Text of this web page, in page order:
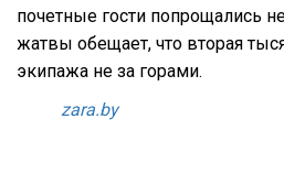
почетные гости попрощались
жатвы обещает, что вторая
экипажа не за горами.
zara.by